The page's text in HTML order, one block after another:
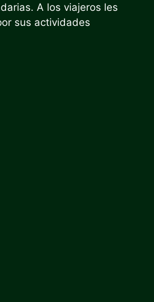
A los viajeros les
sus actividades